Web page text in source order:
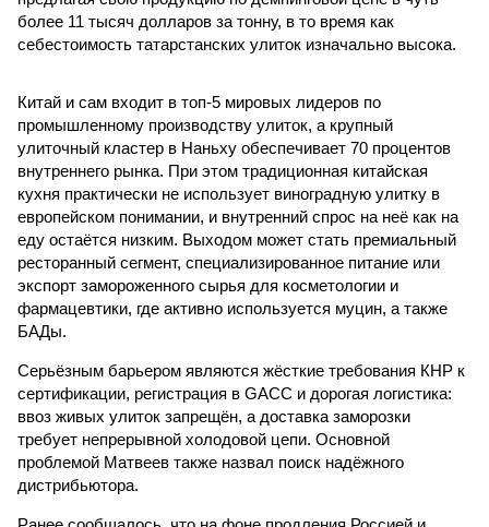
более 11 тысяч долларов за тонну, в то время как
себестоимость татарстанских улиток изначально высока.
Китай и сам входит в топ-5 мировых лидеров по
промышленному производству улиток, а крупный
улиточный кластер в Наньху обеспечивает 70 процентов
внутреннего рынка. При этом традиционная китайская
кухня практически не использует виноградную улитку в
европейском понимании, и внутренний спрос на неё как на
еду остаётся низким. Выходом может стать премиальный
ресторанный сегмент, специализированное питание или
экспорт замороженного сырья для косметологии и
фармацевтики, где активно используется муцин, а также
БАДы.
Серьёзным барьером являются жёсткие требования КНР к
сертификации, регистрация в GACC и дорогая логистика:
ввоз живых улиток запрещён, а доставка заморозки
требует непрерывной холодовой цепи. Основной
проблемой Матвеев также назвал поиск надёжного
дистрибьютора.